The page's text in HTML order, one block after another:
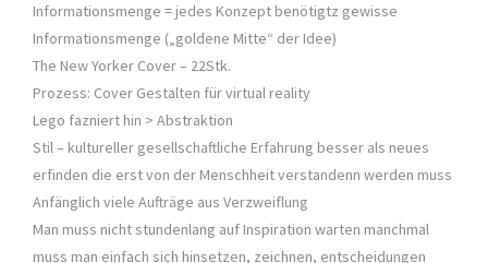
Informationsmenge = jedes Konzept benötigtz gewisse
Informationsmenge („goldene Mitte“ der Idee)
The New Yorker Cover – 22Stk.
Prozess: Cover Gestalten für virtual reality
Lego fazniert hin > Abstraktion
Stil – kultureller gesellschaftliche Erfahrung besser als neues
erfinden die erst von der Menschheit verstandenn werden muss
Anfänglich viele Aufträge aus Verzweiflung
Man muss nicht stundenlang auf Inspiration warten manchmal
muss man einfach sich hinsetzen, zeichnen, entscheidungen